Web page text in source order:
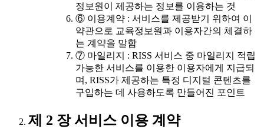
정보원이 제공하는 정보를 이용하는 것
⑥ 이용계약 : 서비스를 제공받기 위하여 이
약관으로 교육정보원과 이용자간의 체결하
는 계약을 말함
⑦ 마일리지 : RISS 서비스 중 마일리지 적립
가능한 서비스를 이용한 이용자에게 지급되
며, RISS가 제공하는 특정 디지털 콘텐츠를
구입하는 데 사용하도록 만들어진 포인트
제 2 장 서비스 이용 계약